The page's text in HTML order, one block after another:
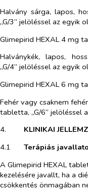
Halvány sárga, lapos,
„G/3” jelöléssel az egyik
Glimepirid HEXAL 4 mg
Halványkék, lapos,
„G/4” jelöléssel az egyik
Glimepirid HEXAL 6 mg
Fehér vagy csaknem
tabletta, „G/6” jelöléssel
4.​
KLINIKAI
4.1​
Terápiás
A Glimepirid HEXAL
kezelésére javallt, ha a
csökkentés önmagában